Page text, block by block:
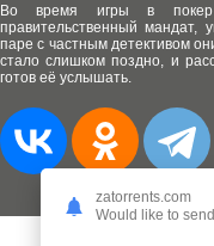
Во время игры в покер
правительственный мандат,
паре с частным детективом
стало слишком поздно, и
готов её услышать.
zatorrents.com
Would like to